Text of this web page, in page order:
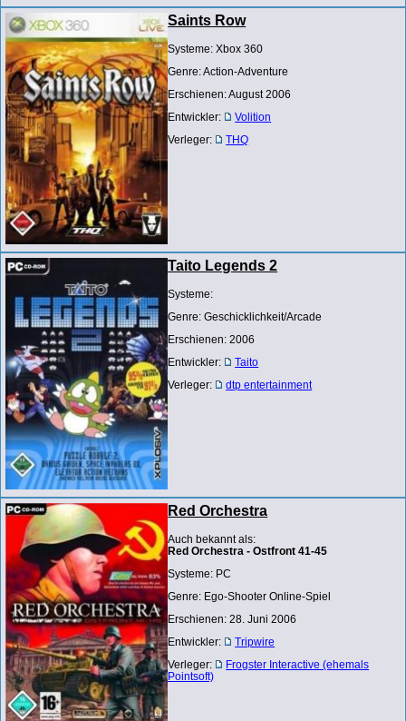
Saints Row
Systeme: Xbox 360
Genre: Action-Adventure
Erschienen: August 2006
Entwickler:
Volition
Verleger:
THQ
Taito Legends 2
Systeme:
Genre: Geschicklichkeit/Arcade
Erschienen: 2006
Entwickler:
Taito
Verleger:
dtp entertainment
Red Orchestra
Auch bekannt als:
Red Orchestra - Ostfront 41-45
Systeme: PC
Genre: Ego-Shooter Online-Spiel
Erschienen: 28. Juni 2006
Entwickler:
Tripwire
Verleger:
Frogster Interactive (ehemals
Pointsoft)